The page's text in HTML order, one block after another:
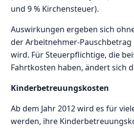
und 9 % Kirchensteuer).
Auswirkungen ergeben sich
der Arbeitnehmer-
wird. Für Steuerpflichtige, die
Fahrtkosten haben, ändert sich
Kinderbetreuungskosten
Ab dem Jahr 2012 wird es für
werden, ihre